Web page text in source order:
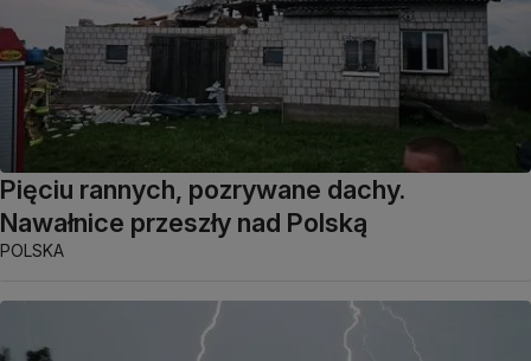
Pięciu rannych, pozrywane dachy.
Nawałnice przeszły nad Polską
POLSKA